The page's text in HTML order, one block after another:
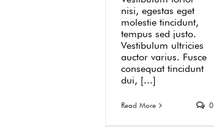
nisi, egestas eget
molestie tincidunt,
tempus sed justo.
Vestibulum ultricies
auctor varius. Fusce
consequat tincidunt
dui, [...]
Read More 0